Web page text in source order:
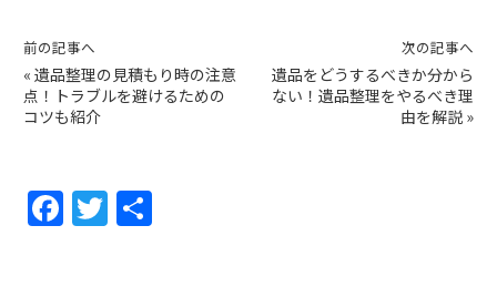
前の記事へ
« 遺品整理の見積もり時の注意
点！トラブルを避けるための
コツも紹介
次の記事へ
遺品をどうするべきか分から
ない！遺品整理をやるべき理
由を解説 »
F
a
T
w